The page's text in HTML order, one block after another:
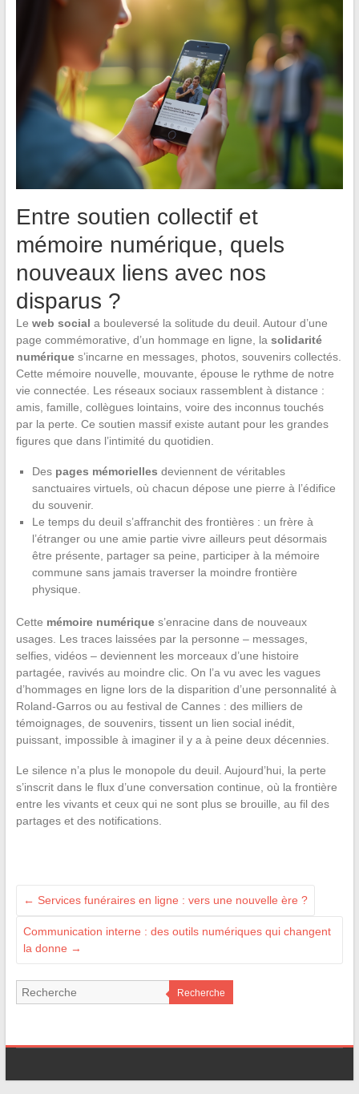
Entre soutien collectif et
mémoire numérique, quels
nouveaux liens avec nos
disparus ?
Le web social a bouleversé la solitude du deuil. Autour d’une
page commémorative, d’un hommage en ligne, la solidarité
numériques’incarne en messages, photos, souvenirs collectés.
Cette mémoire nouvelle, mouvante, épouse le rythme de notre
vie connectée. Les réseaux sociaux rassemblent à distance :
amis, famille, collègues lointains, voire des inconnus touchés
par la perte. Ce soutien massif existe autant pour les grandes
figures que dans l’intimité du quotidien.
Des pages mémorielles deviennent de véritables
sanctuaires virtuels, où chacun dépose une pierre à l’édifice
du souvenir.
Le temps du deuil s’affranchit des frontières : un frère à
l’étranger ou une amie partie vivre ailleurs peut désormais
être présente, partager sa peine, participer à la mémoire
commune sans jamais traverser la moindre frontière
physique.
Cette mémoire numériques’enracine dans de nouveaux
usages. Les traces laissées par la personne – messages,
selfies, vidéos – deviennent les morceaux d’une histoire
partagée, ravivés au moindre clic. On l’a vu avec les vagues
d’hommages en ligne lors de la disparition d’une personnalité à
Roland-Garros ou au festival de Cannes : des milliers de
témoignages, de souvenirs, tissent un lien social inédit,
puissant, impossible à imaginer il y a à peine deux décennies.
Le silence n’a plus le monopole du deuil. Aujourd’hui, la perte
s’inscrit dans le flux d’une conversation continue, où la frontière
entre les vivants et ceux qui ne sont plus se brouille, au fil des
partages et des notifications.
← Services funéraires en ligne : vers une nouvelle ère ?
Communication interne : des outils numériques qui changent
la donne →
Recherche